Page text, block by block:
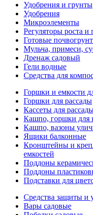
Удобрения и грунты
Удобрения
Микроэлементы
Регуляторы роста и
Готовые
Мульча, примеси,
Дренаж садовый
Гели водные
Средства для
Горшки и емкости
Горшки для рассады
Кассеты для
Кашпо, горшки для
Кашпо, вазоны
Ящики балконные
Кронштейны и
емкостей
Поддоны
Поддоны
Подставки для
Средства защиты и
Вары садовые